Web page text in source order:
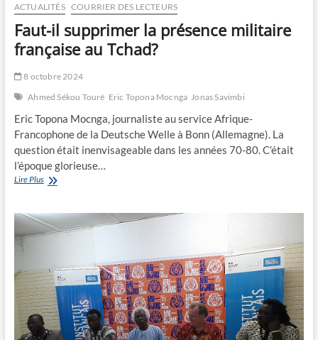
ACTUALITÉS COURRIER DES LECTEURS
Faut-il supprimer la présence militaire
française au Tchad?
8 octobre 2024
Ahmed Sékou Touré Eric Topona Mocnga Jonas Savimbi
Eric Topona Mocnga, journaliste au service Afrique-
Francophone de la Deutsche Welle à Bonn (Allemagne). La
question était inenvisageable dans les années 70-80. C’était
l’époque glorieuse…
Lire PlusFaut-
la
présence
au
Tchad?